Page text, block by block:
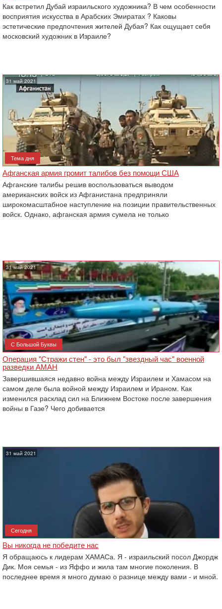
Как встретил Дубай израильского художника? В чем особенности
восприятия искусства в Арабских Эмиратах ? Каковы
эстетические предпочтения жителей Дубая? Как ощущает себя
московский художник в Израиле?
31 май 2021
Тема дня
Афганская армия громит талибов без помощи США
Афганские талибы решив воспользоваться выводом
американских войск из Афганистана предприняли
широкомасштабное наступление на позиции правительственных
войск. Однако, афганская армия сумела не только
31 май 2021
С Большой Буквы
Операция "Стражи стен" - это был "звездный час" военной
разведки АМАН
Завершившаяся недавно война между Израилем и Хамасом на
самом деле была войной между Израилем и Ираном. Как
изменился расклад сил на Ближнем Востоке после завершения
войны в Газе? Чего добивается
31 май 2021
Сегодня
Вы никогда не победите нас
Я обращаюсь к лидерам ХАМАСа. Я - израильский посол Джордж
Дик. Моя семья - из Яффо и жила там многие поколения. В
последнее время я много думаю о разнице между вами - и мной.